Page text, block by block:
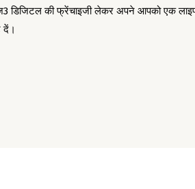
डिजिटल की फ्रेंचाइजी लेकर अपने आपको एक
दें।